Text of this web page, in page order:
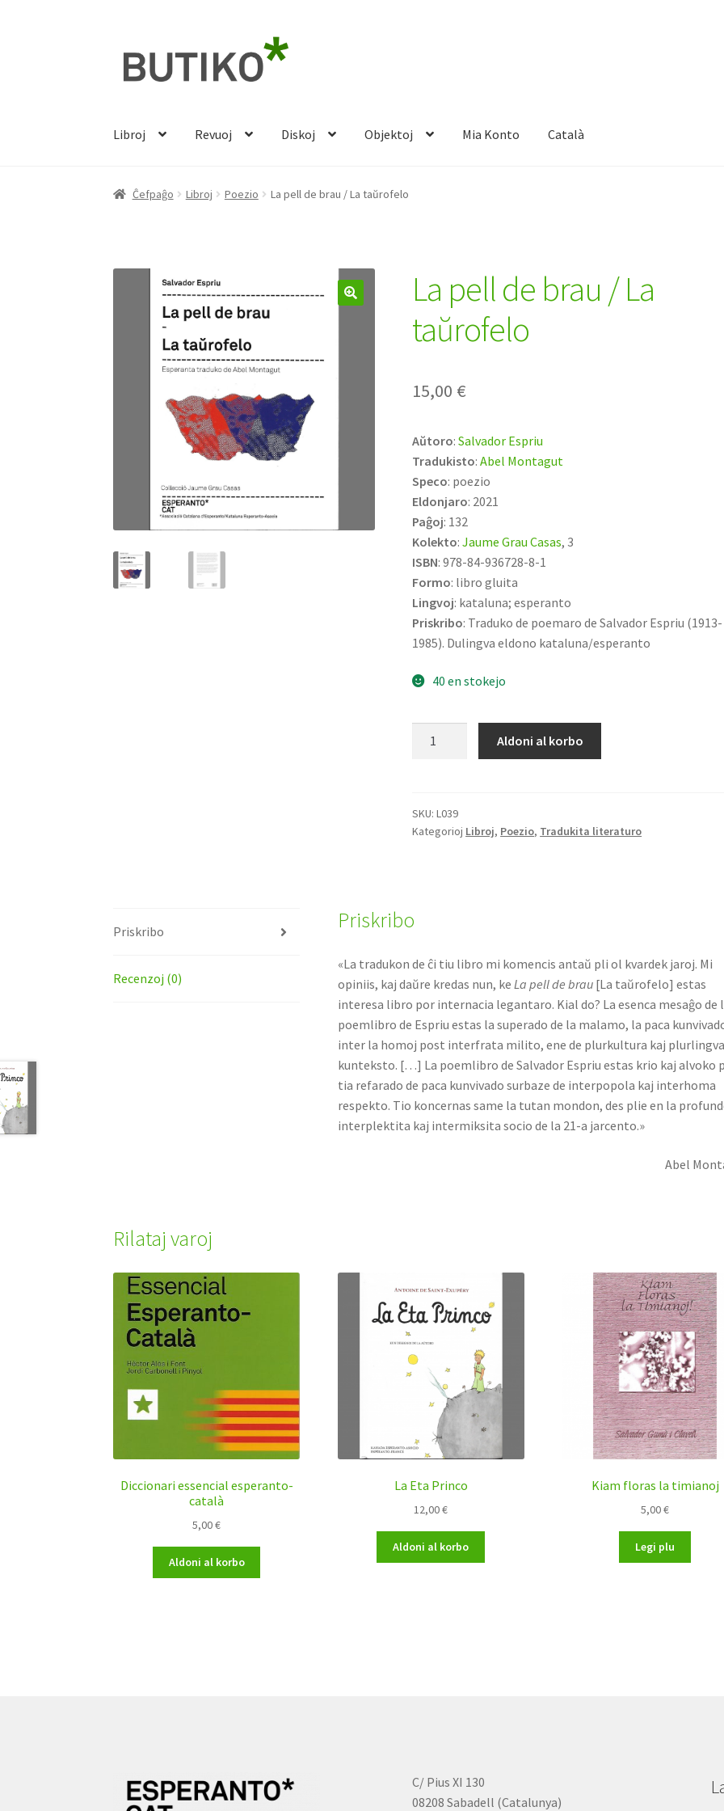
navigado
rekte
Libroj Revuoj Diskoj Objektoj Mia Konto Català
Ĉefpaĝo Libroj Poezio La pell de brau / La taŭrofelo
La pell de brau / La
taŭrofelo
15,00 €
Aŭtoro:Salvador Espriu
Tradukisto:Abel Montagut
Speco: poezio
Eldonjaro: 2021
Paĝoj: 132
Kolekto:Jaume Grau Casas, 3
ISBN: 978-84-936728-8-1
Formo: libro gluita
Lingvoj: kataluna; esperanto
Priskribo: Traduko de poemaro de Salvador Espriu (1913-
1985). Dulingva eldono kataluna/esperanto
40 en stokejo
/
La
Aldoni al korbo
SKU:L039
Kategorioj Libroj, Poezio, Tradukita literaturo
Priskribo
Recenzoj (0)
Priskribo
«La tradukon de ĉi tiu libro mi komencis antaŭ pli ol kvardek jaroj. Mi
opiniis, kaj daŭre kredas nun, ke La pell de brau [La taŭrofelo] estas
interesa libro por internacia legantaro. Kial do? La esenca mesaĝo de
poemlibro de Espriu estas la superado de la malamo, la paca
inter la homoj post interfrata milito, ene de plurkultura kaj plurlingva
kunteksto. […] La poemlibro de Salvador Espriu estas krio kaj alvoko
tia refarado de paca kunvivado surbaze de interpopola kaj interhoma
respekto. Tio koncernas same la tutan mondon, des plie en la
interplektita kaj intermiksita socio de la 21-a jarcento.»
Abel
Rilataj varoj
Diccionari essencial esperanto-
català
5,00€
Aldoni al korbo
La Eta Princo
12,00€
Aldoni al korbo
Kiam floras la timianoj
5,00€
Legi plu
C/ Pius XI 130
08208 Sabadell (Catalunya)